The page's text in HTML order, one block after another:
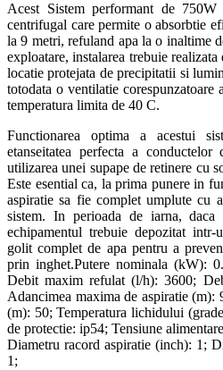
Acest Sistem performant de
centrifugal care permite o absorbtie
la 9 metri, refuland apa la o inaltime
exploatare, instalarea trebuie
locatie protejata de precipitatii si
totodata o ventilatie corespunzatoare
temperatura limita de 40 C.
Functionarea optima a acestui
etanseitatea perfecta a
utilizarea unei supape de retinere cu
Este esential ca, la prima punere in
aspiratie sa fie complet umplute cu
sistem. In perioada de iarna, daca
echipamentul trebuie depozitat
golit complet de apa pentru a
prin inghet.Putere nominala (kW):
Debit maxim refulat (l/h): 3600;
Adancimea maxima de aspiratie
(m): 50; Temperatura lichidului
de protectie: ip54; Tensiune
Diametru racord aspiratie (inch): 1;
1;